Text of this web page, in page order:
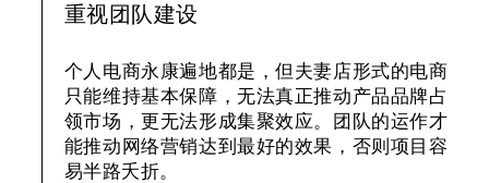
重视团队建设
个人电商永康遍地都是，但夫妻店形式的电商
只能维持基本保障，无法真正推动产品品牌占
领市场，更无法形成集聚效应。团队的运作才
能推动网络营销达到最好的效果，否则项目容
易半路夭折。